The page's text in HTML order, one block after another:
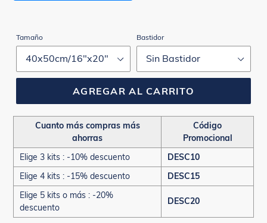
Tamaño Bastidor
AGREGAR AL CARRITO
Cuanto más compras más
ahorras
Código
Promocional
Elige 3 kits : -10% descuento
DESC10
Elige 4 kits : -15% descuento
DESC15
Elige 5 kits o más : -20%
descuento
DESC20